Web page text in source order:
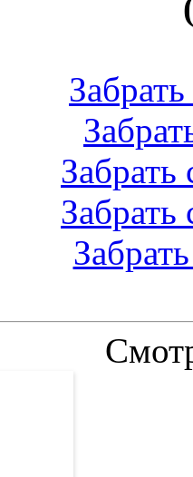
Забрать
Забрать